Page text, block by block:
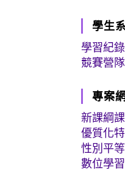
學生
學習紀錄
競賽營隊
專案
新課綱
優質化
性別平等
數位學習